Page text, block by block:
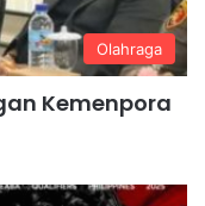
Olahraga
Kemenpora